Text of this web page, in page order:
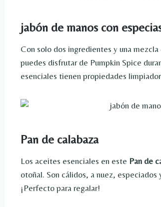
jabón de manos con
Con solo dos ingredientes y una
puedes disfrutar de Pumpkin Spice
esenciales tienen propiedades
Pan de calabaza
Los aceites esenciales en este Pan de
otoñal. Son cálidos, a nuez,
¡Perfecto para regalar!